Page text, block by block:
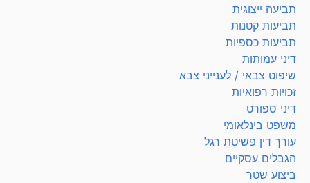
תביעה ייצוגית
תביעות קטנות
תביעות כספיות
דיני עמותות
שיפוט צבאי / לענייני צבא
זכויות רפואיות
דיני ספורט
משפט בינלאומי
עורך דין פשיטת רגל
הגבלים עסקיים
ביצוע שטר